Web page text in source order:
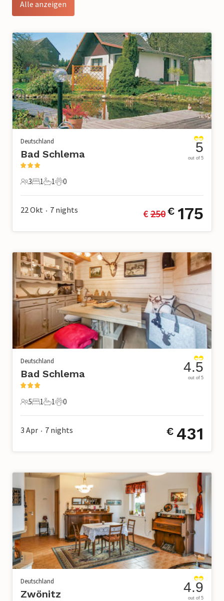
Alle anzeigen
Deutschland
Bad Schlema
3 Gäste
3
1 Schlafzimmer
1
1 Badezimmer
1
0 Haustiere
0
5
out of 5
22 Okt • 7 nights € 250€ 175
Deutschland
Bad Schlema
5 Gäste
5
1 Schlafzimmer
1
1 Badezimmer
1
0 Haustiere
0
4.5
out of 5
3 Apr • 7 nights € 431
Deutschland
Zwönitz 4.9
out of 5